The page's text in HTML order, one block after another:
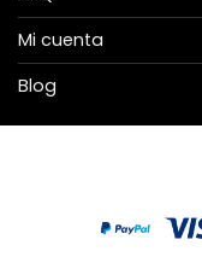
Mi cuenta
Blog